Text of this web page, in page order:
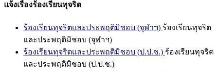
แจ้งเรื่องร้องเรียนทุจริต
ร้องเรียนทุจริตและประพฤติมิชอบ (จุฬาฯ) ร้องเรียนทุจริต
และประพฤติมิชอบ (จุฬาฯ)
ร้องเรียนทุจริตและประพฤติมิชอบ (ป.ป.ช.) ร้องเรียนทุจริต
และประพฤติมิชอบ (ป.ป.ช.)